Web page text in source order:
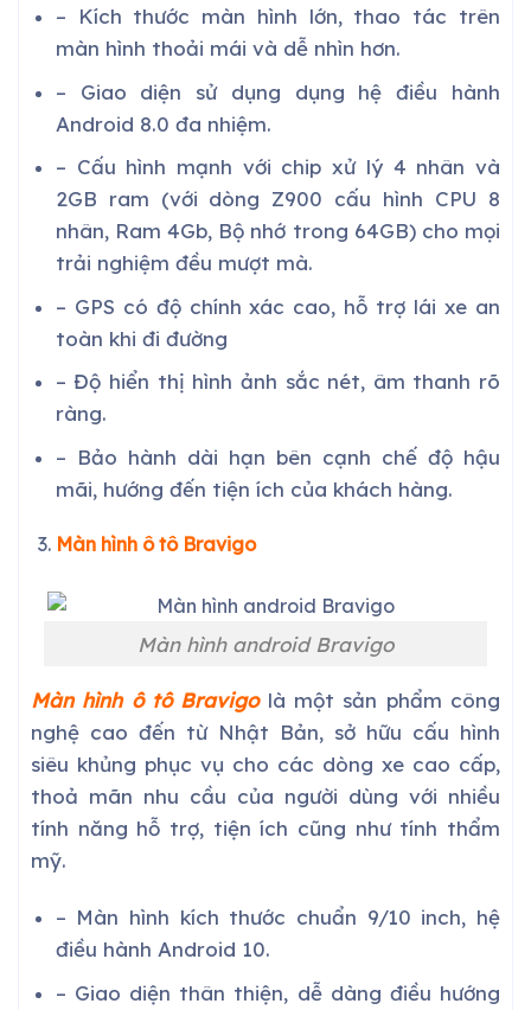
– Kích thước màn hình lớn, thao tác trên
màn hình thoải mái và dễ nhìn hơn.
– Giao diện sử dụng dụng hệ điều hành
Android 8.0 đa nhiệm.
– Cấu hình mạnh với chip xử lý 4 nhân và
2GB ram (với dòng Z900 cấu hình CPU 8
nhân, Ram 4Gb, Bộ nhớ trong 64GB) cho mọi
trải nghiệm đều mượt mà.
– GPS có độ chính xác cao, hỗ trợ lái xe an
toàn khi đi đường
– Độ hiển thị hình ảnh sắc nét, âm thanh rõ
ràng.
– Bảo hành dài hạn bên cạnh chế độ hậu
mãi, hướng đến tiện ích của khách hàng.
Màn hình ô tô Bravigo
Màn hình android Bravigo
Màn hình ô tô Bravigolà một sản phẩm công
nghệ cao đến từ Nhật Bản, sở hữu cấu hình
siêu khủng phục vụ cho các dòng xe cao cấp,
thoả mãn nhu cầu của người dùng với nhiều
tính năng hỗ trợ, tiện ích cũng như tính thẩm
mỹ.
– Màn hình kích thước chuẩn 9/10 inch, hệ
điều hành Android 10.
– Giao diện thân thiện, dễ dàng điều hướng